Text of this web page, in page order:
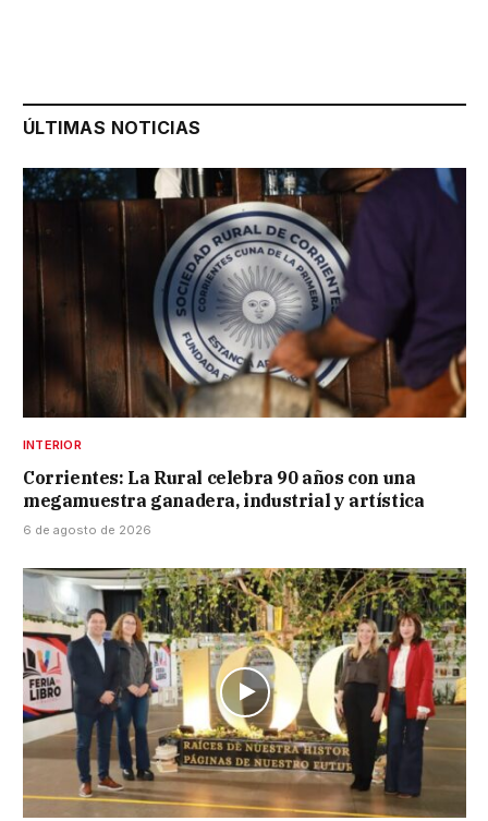
ÚLTIMAS NOTICIAS
INTERIOR
Corrientes: La Rural celebra 90 años con una
megamuestra ganadera, industrial y artística
6 de agosto de 2026